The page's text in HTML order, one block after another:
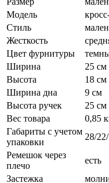
Модель
Стиль
Жесткость
Цвет фурнитуры
Ширина
25 см
Высота
18 см
Ширина дна
9 см
Высота ручек
25
Вес товара
0,85
Габариты с учетом
упаковки
28/
Ремешок через
плечо
есть
Застежка